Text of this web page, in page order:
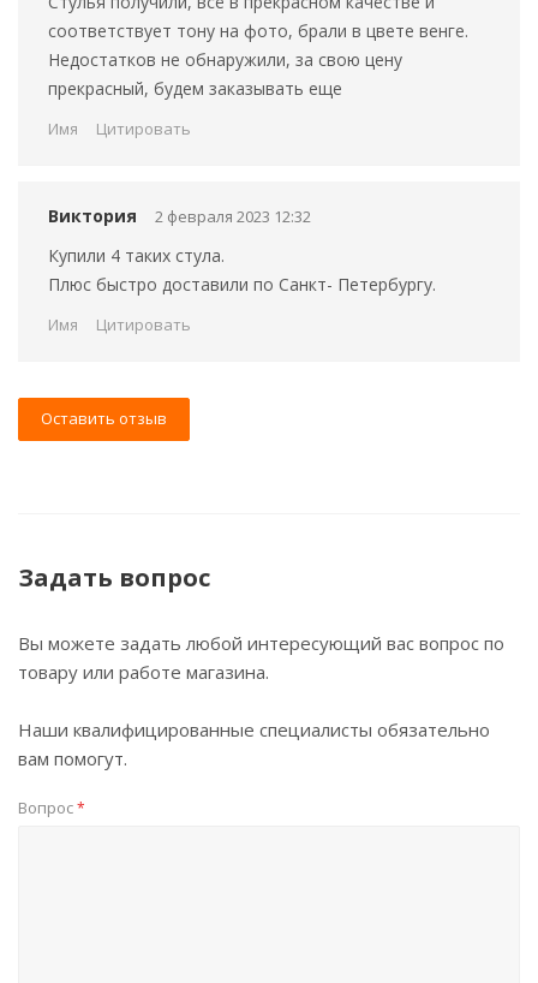
соответствует тону на фото, брали в цвете венге.
Недостатков не обнаружили, за свою цену
прекрасный, будем заказывать еще
Имя Цитировать
Виктория 2 февраля 2023 12:32
Купили 4 таких стула.
Плюс быстро доставили по Санкт- Петербургу.
Имя Цитировать
Оставить отзыв
Задать вопрос
Вы можете задать любой интересующий вас вопрос по
товару или работе магазина.
Наши квалифицированные специалисты обязательно
вам помогут.
Вопрос*